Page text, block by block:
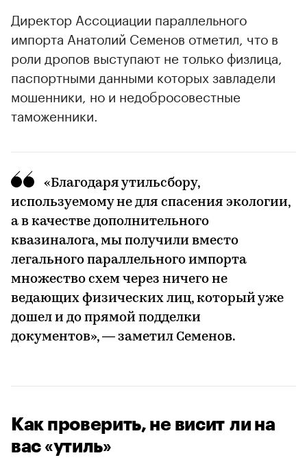
Директор Ассоциации параллельного
импорта Анатолий Семенов отметил, что в
роли дропов выступают не только физлица,
паспортными данными которых завладели
мошенники, но и недобросовестные
таможенники.
«Благодаря утильсбору,
используемому не для спасения экологии,
а в качестве дополнительного
квазиналога, мы получили вместо
легального параллельного импорта
множество схем через ничего не
ведающих физических лиц, который уже
дошел и до прямой подделки
документов», — заметил Семенов.
Как проверить, не висит ли на
вас «утиль»